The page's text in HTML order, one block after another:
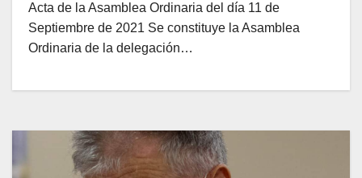
Acta de la Asamblea Ordinaria del día 11 de
Septiembre de 2021 Se constituye la Asamblea
Ordinaria de la delegación…